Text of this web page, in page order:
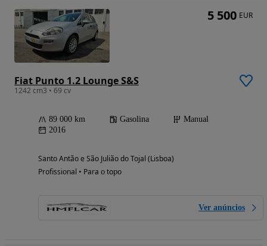
Fiat Punto 1.2 Lounge S&S
1242 cm3 • 69 cv
89 000 km Gasolina
Manual
2016
Santo Antão e São Julião do Tojal (Lisboa)
Profissional • Para o topo
Ver anúncios
5 500 EUR